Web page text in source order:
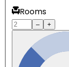
Rooms
– +